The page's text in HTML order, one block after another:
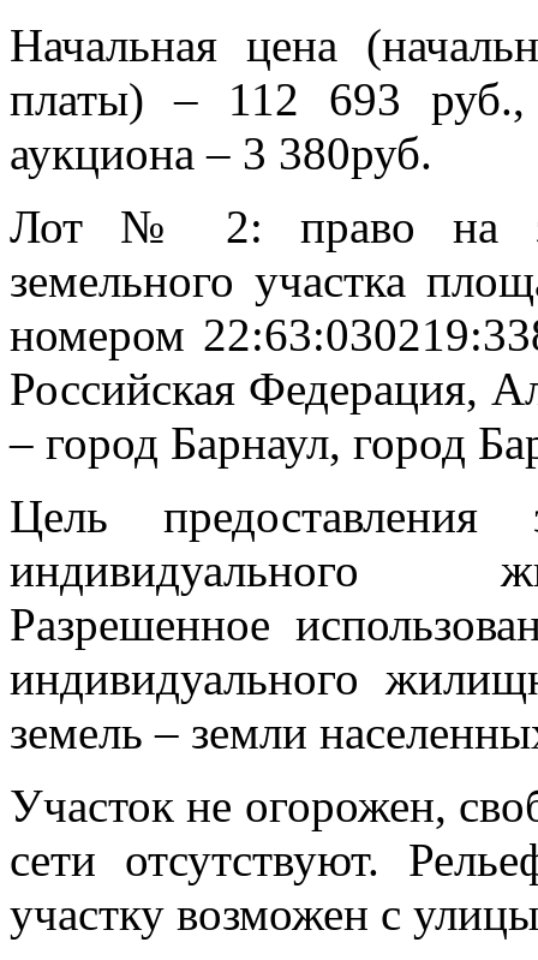
Начальная цена
платы) – 112 693
аукциона – 3 380руб.
Лот № 2: право на
земельного участка
номером
Российская Федерация,
– город Барнаул, город
Цель
индивидуального
Разрешенное
индивидуального
земель – земли
Участок не огорожен,
сети отсутствуют.
участку возможен с